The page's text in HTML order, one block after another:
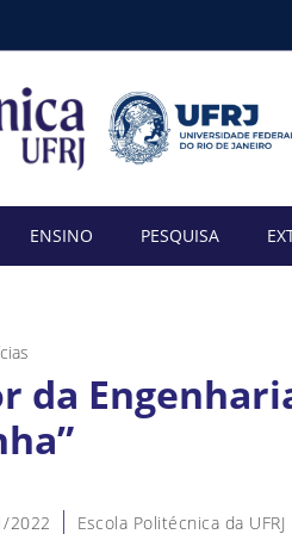
ENSINO PESQUISA
da
2022 Escola Politécnica da UFRJ